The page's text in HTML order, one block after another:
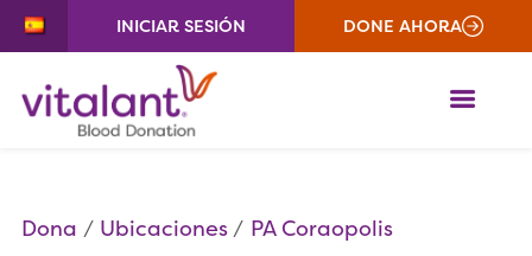
INICIAR SESIÓN DONE AHORA
Dona Ubicaciones PA Coraopolis